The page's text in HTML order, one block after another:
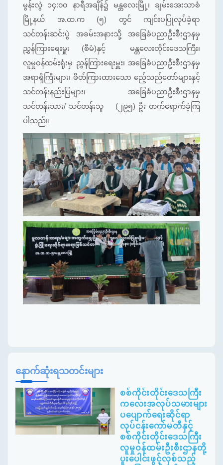
မွန်းလွဲ ၁၄:၀၀ နာရီအချိန်၌ မန္တလေးမြို့၊ ချမ်းအေးသာစံ
မြို့နယ် အ.ထ.က (၅) တွင် ကျင်းပပြုလုပ်ခဲ့ရာ
သင်တန်းဆင်းပွဲ အခမ်းအနားသို့ အခြေခံပညာဦးစီးဌာနမှ
ညွှန်ကြားရေးမှူး (စီမံ)နှင့် မန္တလေးတိုင်းဒေသကြီး၊
လူမှုဝန်ထမ်းရုံးမှ ညွှန်ကြားရေးမှူး၊ အခြေခံပညာဦးစီးဌာနမှ
အရာရှိကြီးများ၊ ဖိတ်ကြားထားသော ဧည့်သည်တော်များနှင့်
သင်တန်းနည်းပြများ၊ အခြေခံပညာဦးစီးဌာနမှ
သင်တန်းသား/ သင်တန်းသူ (၂၉၅) ဦး တက်ရောက်ခဲ့ကြ
ပါသည်။
နောက်ဆုံးရသတင်းများ
စစ်ကိုင်းတိုင်းဒေသကြီး
ကလေးအလုပ်သမားများ
ပပျောက်ရေးဆိုင်ရာ
လုပ်ငန်းကော်မတီနှင့်
စစ်ကိုင်းတိုင်းဒေသကြီး
လူမှုဝန်ထမ်းဦးစီးဌာနတို့
ပူးပေါင်းဖွင့်လှစ်သည့်